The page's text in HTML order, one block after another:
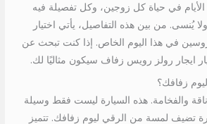
في حياة كل زوجين، وكل تفصيلة فيه
يُنسى. من بين هذه التفاصيل، يأتي اختيار
في هذا اليوم الخاص. إذا كنت تبحث عن
ايجار رولز رويس زفاف سيكون مثاليًا لك.
زفافك؟
والفخامة. هذه السيارة ليست فقط وسيلة
تضيف لمسة من الرقي ليوم زفافك. تتميز